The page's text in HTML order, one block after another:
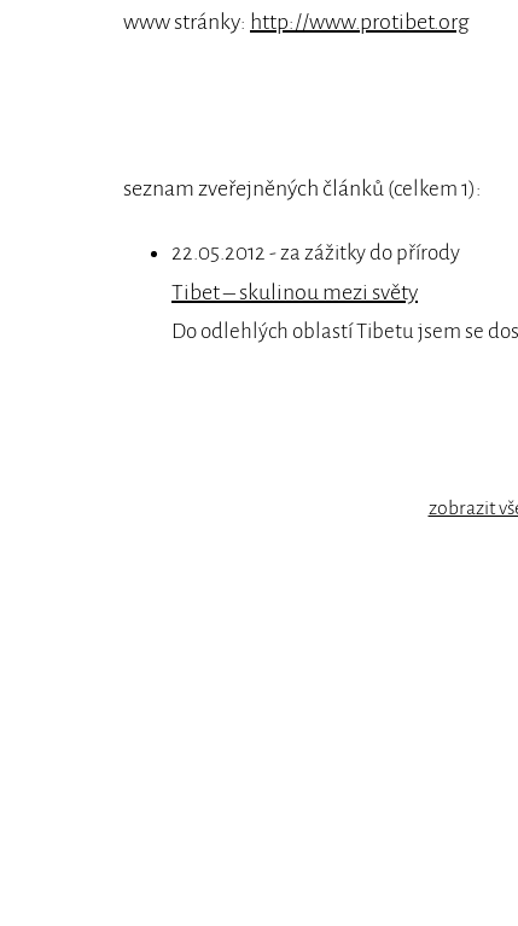
www stránky: http://www.protibet.org
seznam zveřejněných článků (celkem 1):
22.05.2012 - za zážitky do přírody
Tibet – skulinou mezi světy
Do odlehlých oblastí Tibetu jsem se
zobrazit